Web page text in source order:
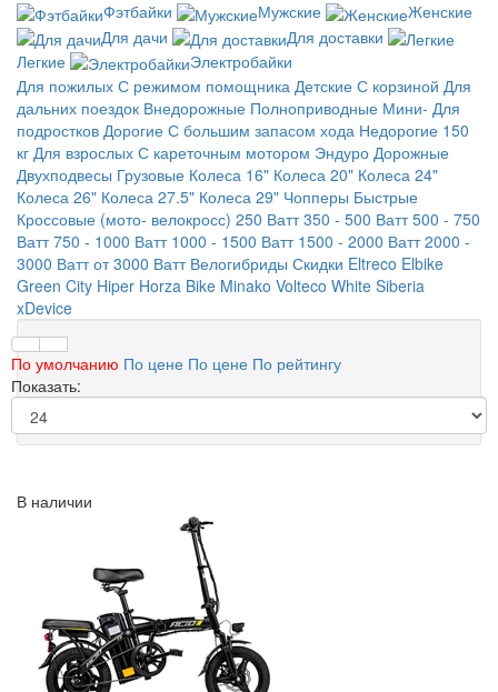
Фэтбайки Мужские
Женские
Для дачи
Для доставки
Легкие
Электробайки
Для пожилых С режимом помощника Детские С корзиной Для
дальних поездок Внедорожные Полноприводные Мини- Для
подростков Дорогие С большим запасом хода Недорогие 150
кг Для взрослых С кареточным мотором Эндуро Дорожные
Двухподвесы Грузовые Колеса 16" Колеса 20" Колеса 24"
Колеса 26" Колеса 27.5" Колеса 29" Чопперы Быстрые
Кроссовые (мото- велокросс) 250 Ватт 350 - 500 Ватт 500 - 750
Ватт 750 - 1000 Ватт 1000 - 1500 Ватт 1500 - 2000 Ватт 2000 -
3000 Ватт от 3000 Ватт Велогибриды Скидки Eltreco Elbike
Green City Hiper Horza Bike Minako Volteco White Siberia
xDevice
По умолчанию По цене По цене По рейтингу
Показать:
В наличии